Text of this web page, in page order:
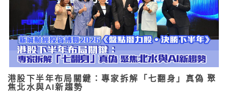
港股下半年布局關鍵：專家拆解「七翻身」真偽 聚
焦北水與AI新趨勢